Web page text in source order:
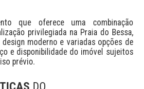
que oferece uma combinação
privilegiada na Praia do Bessa,
moderno e variadas opções de
e disponibilidade do imóvel sujeitos
prévio.